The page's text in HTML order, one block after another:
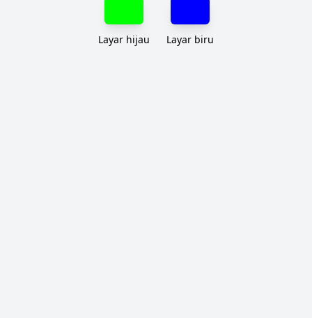
Layar hijau Layar biru